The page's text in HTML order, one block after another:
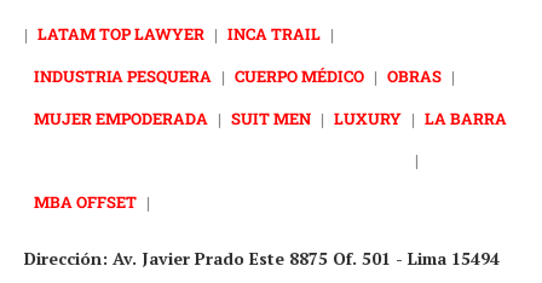
| LATAM TOP LAWYER | INCA TRAIL |
INDUSTRIA PESQUERA | CUERPO MÉDICO | OBRAS |
MUJER EMPODERADA | SUIT MEN | LUXURY | LA BARRA
|
MBA OFFSET |
Dirección: Av. Javier Prado Este 8875 Of. 501 - Lima 15494